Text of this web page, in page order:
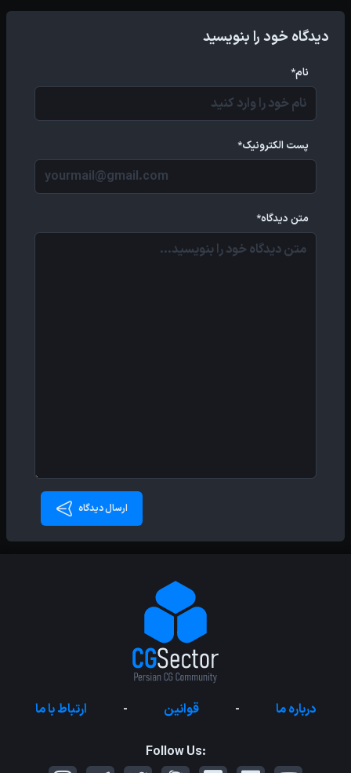
دیدگاه خود را بنویسید
نام*
پست الکترونیک*
متن دیدگاه*
ارسال دیدگاه
درباره ما - قوانین - ارتباط با ما
Follow Us: